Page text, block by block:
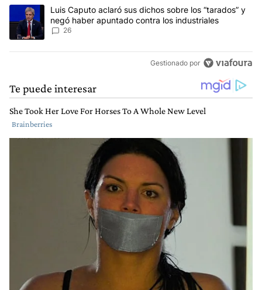
Un artículo de tendencia con el título "Luis Caputo aclaró sus
Luis Caputo aclaró sus dichos sobre los “tarados” y
negó haber apuntado contra los industriales
26
Gestionado por